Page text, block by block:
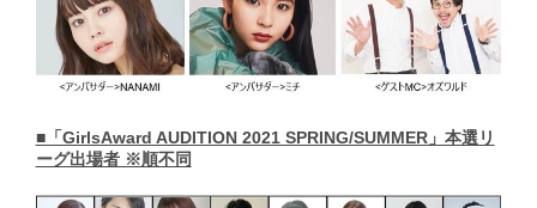
■「GirlsAward AUDITION 2021 SPRING/SUMMER」本選リ
ーグ出場者 ※順不同